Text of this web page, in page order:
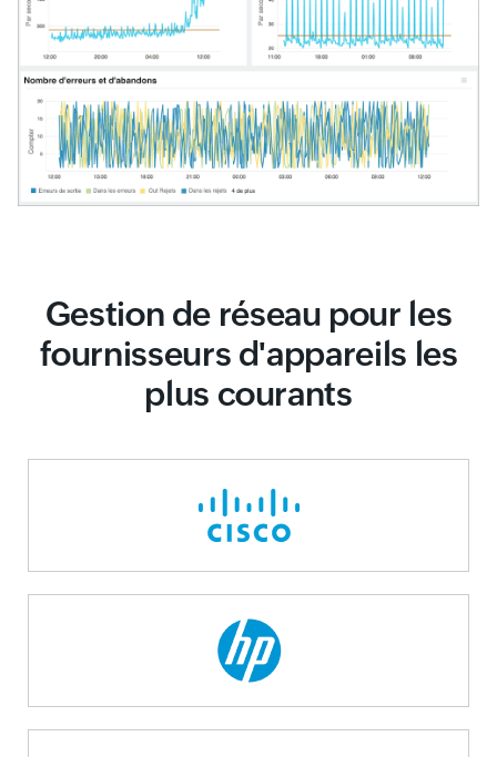
Gestion de réseau pour les
fournisseurs d'appareils les
plus courants